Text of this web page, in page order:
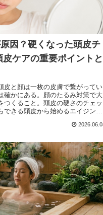
因？硬くなった頭皮チ
ケアの重要ポイントと
皮と顔は一枚の皮膚で繋がってい
確かにある。顔のたるみ対策で大
つくること。頭皮の硬さのチェッ
できる頭皮から始めるエイジング